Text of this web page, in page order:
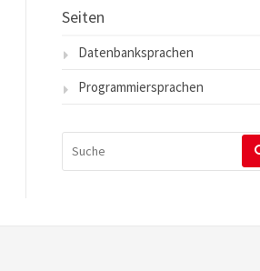
Seiten
Datenbanksprachen
Programmiersprachen
NACH: